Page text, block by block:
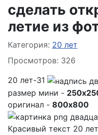
сделать
летие из
Информация о
Категория: 20 лет
Просмотров: 326
20 лет-31
размер мини -
оригинал - 800x800
Красивый текст 20